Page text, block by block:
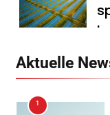
Aktuelle
1